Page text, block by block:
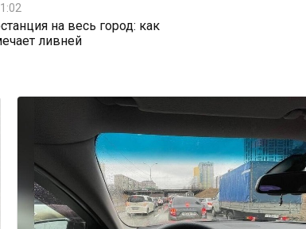
на весь город: как
ливней